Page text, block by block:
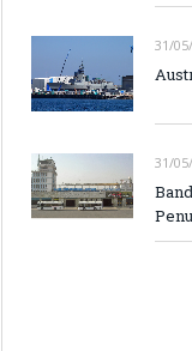
31/
31/